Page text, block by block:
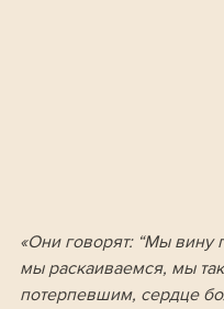
«Они говорят: “Мы вину
мы раскаиваемся, мы
потерпевшим, сердце